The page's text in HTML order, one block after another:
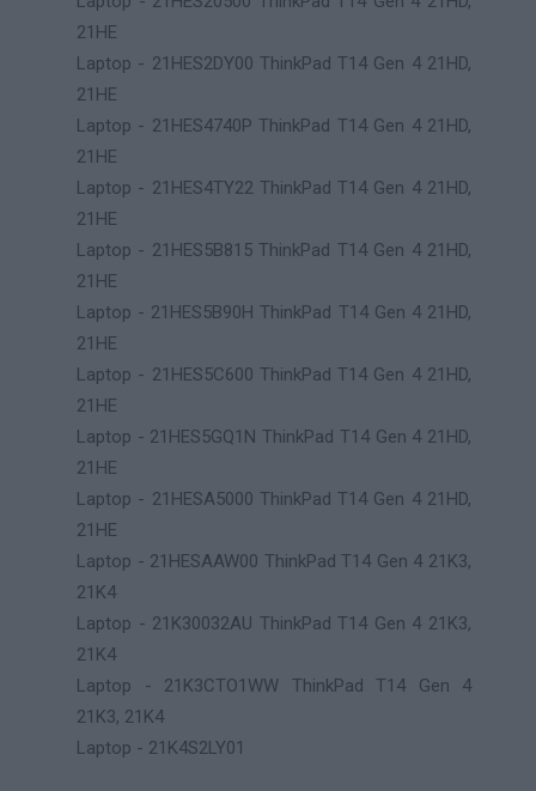
21HE
Laptop - 21HES2DY00 ThinkPad T14 Gen 4 21HD,
21HE
Laptop - 21HES4740P ThinkPad T14 Gen 4 21HD,
21HE
Laptop - 21HES4TY22 ThinkPad T14 Gen 4 21HD,
21HE
Laptop - 21HES5B815 ThinkPad T14 Gen 4 21HD,
21HE
Laptop - 21HES5B90H ThinkPad T14 Gen 4 21HD,
21HE
Laptop - 21HES5C600 ThinkPad T14 Gen 4 21HD,
21HE
Laptop - 21HES5GQ1N ThinkPad T14 Gen 4 21HD,
21HE
Laptop - 21HESA5000 ThinkPad T14 Gen 4 21HD,
21HE
Laptop - 21HESAAW00 ThinkPad T14 Gen 4 21K3,
21K4
Laptop - 21K30032AU ThinkPad T14 Gen 4 21K3,
21K4
Laptop - 21K3CTO1WW ThinkPad T14 Gen 4
21K3, 21K4
Laptop - 21K4S2LY01